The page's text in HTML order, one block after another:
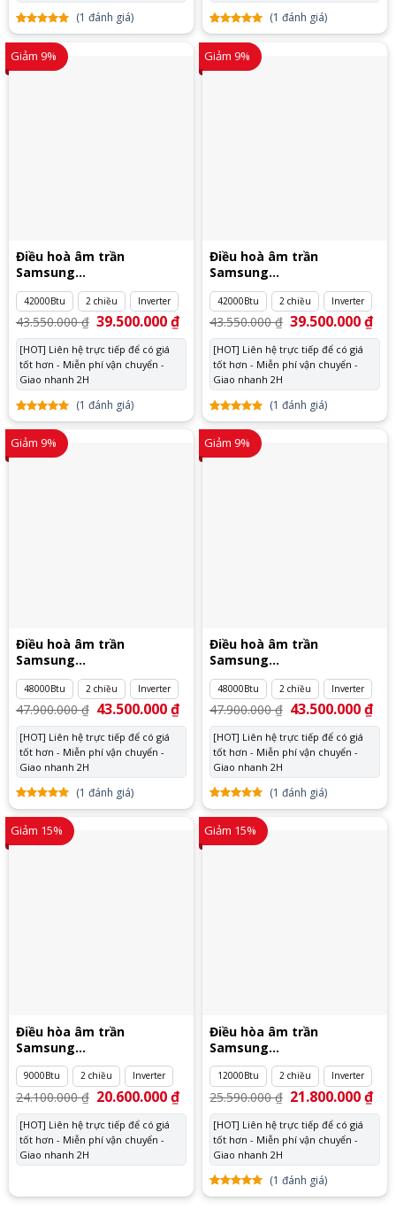
5.00trên
5 dựa
1
đánh
(1 đánh giá)
5.00trên
5 dựa
1
đánh
(1 đánh giá)
Giảm 9%
Điều hoà âm trần
Samsung
AC120RN4DKG/EU
42000Btu 2 chiều Inverter
43.550.000₫ Giá
gốc
là:
43.550.000 ₫.
39.500.000₫Giá
tại
39.500.000 ₫.
[HOT] Liên hệ trực tiếp để có giá
tốt hơn - Miễn phí vận chuyển -
Giao nhanh 2H
5.00trên
5 dựa
trên
1
đánh
(1 đánh giá)
Giảm 9%
Điều hoà âm trần
Samsung
AC120RN4DKG/EU 3 pha
42000Btu 2 chiều Inverter
43.550.000₫ Giá
gốc
là:
43.550.000 ₫.
39.500.000₫Giá
tại
[HOT] Liên hệ trực tiếp để có giá
tốt hơn - Miễn phí vận chuyển -
Giao nhanh 2H
5.00trên
5 dựa
trên
1
đánh
(1 đánh giá)
Giảm 9%
Điều hoà âm trần
Samsung
AC140RN4DKG/EU
48000Btu 2 chiều Inverter
47.900.000₫ Giá
gốc
là:
47.900.000 ₫.
43.500.000₫Giá
tại
43.500.000 ₫.
[HOT] Liên hệ trực tiếp để có giá
tốt hơn - Miễn phí vận chuyển -
Giao nhanh 2H
5.00trên
5 dựa
trên
1
đánh
(1 đánh giá)
Giảm 9%
Điều hoà âm trần
Samsung
AC140RN4DKG/EU 3 pha
48000Btu 2 chiều Inverter
47.900.000₫ Giá
gốc
là:
47.900.000 ₫.
43.500.000₫Giá
tại
[HOT] Liên hệ trực tiếp để có giá
tốt hơn - Miễn phí vận chuyển -
Giao nhanh 2H
5.00trên
5 dựa
trên
1
đánh
(1 đánh giá)
Giảm 15%
Điều hòa âm trần
Samsung
AC026RN1DKG/EU
9000Btu 2 chiều Inverter
24.100.000₫ Giá
gốc
là:
24.100.000 ₫.
20.600.000₫Giá
tại
20.600.000 ₫.
[HOT] Liên hệ trực tiếp để có giá
tốt hơn - Miễn phí vận chuyển -
Giao nhanh 2H
Giảm 15%
Điều hòa âm trần
Samsung
AC035RN1DKG/EU
12000Btu 2 chiều Inverter
25.590.000₫ Giá
gốc
là:
25.590.000 ₫.
21.800.000₫Giá
tại
[HOT] Liên hệ trực tiếp để có giá
tốt hơn - Miễn phí vận chuyển -
Giao nhanh 2H
5.00trên
1
(1 đánh giá)